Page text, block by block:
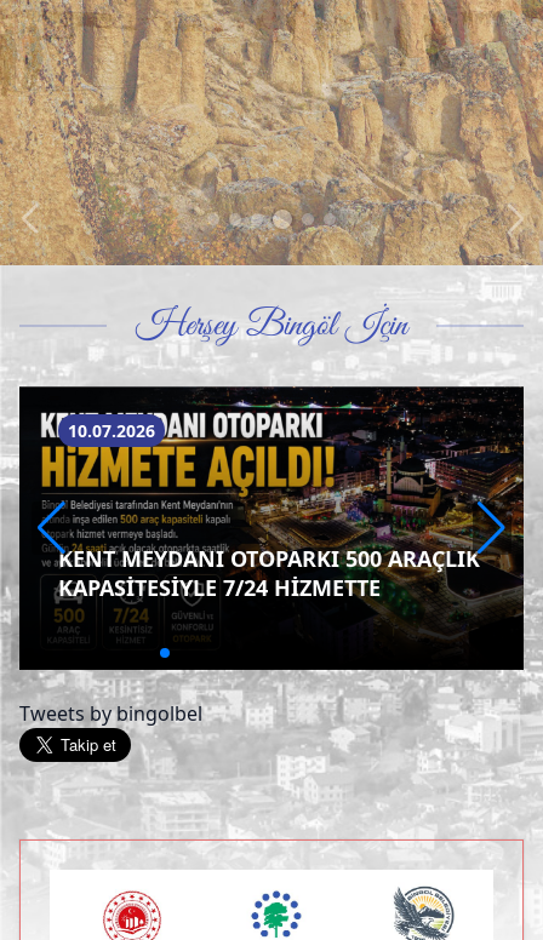
Herşey Bingöl İçin
10.07.2026
KENT MEYDANI OTOPARKI 500 ARAÇLIK
KAPASİTESİYLE 7/24 HİZMETTE
Tweets by bingolbel